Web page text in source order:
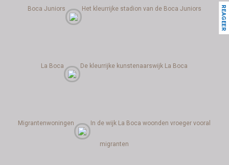
Boca Juniors Het kleurrijke stadion van de Boca Juniors
La Boca De kleurrijke kunstenaarswijk La Boca
Migrantenwoningen In de wijk La Boca woonden vroeger vooral
migranten
REAGEER